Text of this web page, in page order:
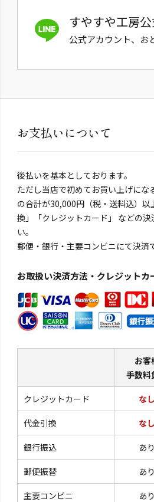
すやすや工房
公式アカウント、お
お支払いについて
後払いを基本としております。
ただし当店で初めてお買い上げにな
の合計が30,000円（税・送料込）以
換」「クレジットカード」 などの
い。
郵便・銀行・主要コンビニにて決済
お取扱い決済方法・クレジットカ
お客
手数料
クレジットカード なし
代金引換 なし
銀行振込 あり
郵便振替 あり
主要コンビニ あり